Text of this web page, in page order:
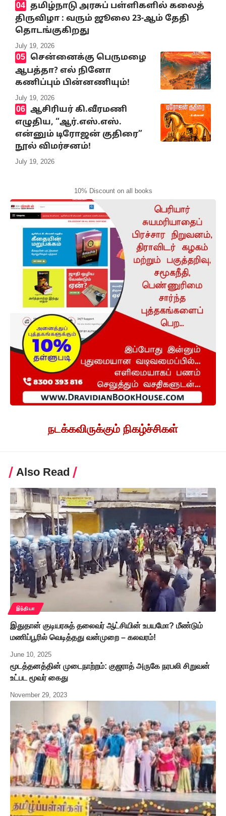
தமிழ்நாடு அரசுப் பள்ளிகளில் கலைத்
திருவிழா : வரும் ஜூலை 23-ஆம் தேதி
தொடங்குகிறது
July 19, 2026
சென்னைக்கு பெருமழை
ஆபத்தா? எல் நினோ
கணிப்பும் பின்னணியும்!
July 19, 2026
ஆசிரியர் கி.வீரமணி
எழுதிய, “ஆர்.எஸ்.எஸ்.
என்னும் டிரோஜன் குதிரை”
நூல் விமர்சனம்!
July 19, 2026
10% Discount on all books
நடக்கவிருக்கும் நிகழ்ச்சிகள்
Also Read
இந்தியா
இதுதான் குடியரசுத் தலைவர் ஆட்சியின் உபயமோ? மீண்டும்
மணிப்பூரில் வெடித்தது வன்முறை – கலவரம்!
June 10, 2025
மூடத்தனத்தின் முடைநாற்றம்: குஜராத் அருகே நரபலி சிறுவன்
உட்பட மூவர் கைது
November 29, 2023